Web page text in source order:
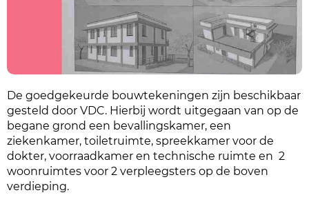
De goedgekeurde bouwtekeningen zijn beschikbaar
gesteld door VDC. Hierbij wordt uitgegaan van op de
begane grond een bevallingskamer, een
ziekenkamer, toiletruimte, spreekkamer voor de
dokter, voorraadkamer en technische ruimte en 2
woonruimtes voor 2 verpleegsters op de boven
verdieping.